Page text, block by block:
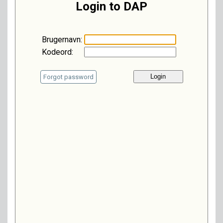
Login to DAP
Brugernavn:
Kodeord:
Forgot password